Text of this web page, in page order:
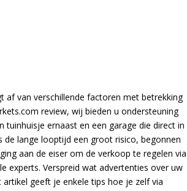
af van verschillende factoren met betrekking
review, wij bieden u ondersteuning
ernaast en een garage die direct in
de lange looptijd een groot risico, begonnen
aan de eiser om de verkoop te regelen via
experts. Verspreid wat advertenties over uw
geeft je enkele tips hoe je zelf via